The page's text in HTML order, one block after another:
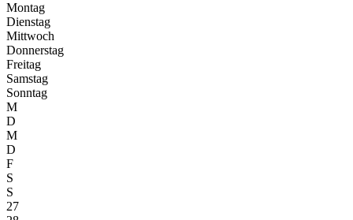
Montag
Dienstag
Mittwoch
Donnerstag
Freitag
Samstag
Sonntag
M
D
M
D
F
S
S
27